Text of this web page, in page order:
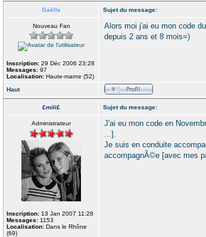
Gaëlle Sujet du message:
Nouveau Fan
Inscription: 29 Déc 2006 23:28
Messages: 97
Localisation: Haute-marne (52)
Alors moi j'ai eu mon code
depuis 2 ans et 8 mois=)
Haut
£mili£ Sujet du message:
Administrateur
Inscription: 13 Jan 2007 11:28
Messages: 1153
Localisation: Dans le Rhône
(69)
J'ai eu mon code en
...].
Je suis en conduite
accompagnÃ©e [avec mes